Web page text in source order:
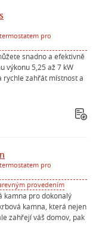
pro
snadno a efektivně
výkonu 5,25 až 7 kW
rychle zahřát místnost a
pro
provedením
kamna pro dokonalý
kamna, která nejen
zahřejí váš domov, pak